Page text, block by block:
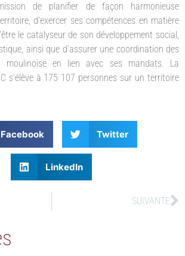
de planifier de façon harmonieuse
d’exercer ses compétences en matière
le catalyseur de son développement social,
ainsi que d’assurer une coordination des
moulinoise en lien avec ses mandats. La
s’élève à 175 107 personnes sur un territoire
Facebook Twitter
LinkedIn
SUIVANTE